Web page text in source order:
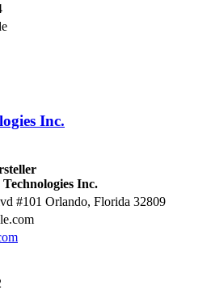
Inc.
Inc.
#101 Orlando, Florida 32809